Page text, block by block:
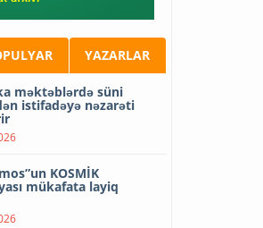
YAZARLAR
məktəblərdə süni
istifadəyə nəzarəti
KOSMİK
mükafata layiq